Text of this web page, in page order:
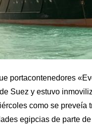
portacontenedores
Suez y estuvo
como se preveía
egipcias de parte